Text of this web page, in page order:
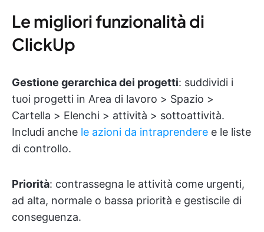
Le migliori funzionalità di
ClickUp
Gestione gerarchica dei progetti: suddividi i
tuoi progetti in Area di lavoro > Spazio >
Cartella > Elenchi > attività > sottoattività.
Includi anche le azioni da intraprendere e le liste
di controllo.
Priorità: contrassegna le attività come urgenti,
ad alta, normale o bassa priorità e gestiscile di
conseguenza.